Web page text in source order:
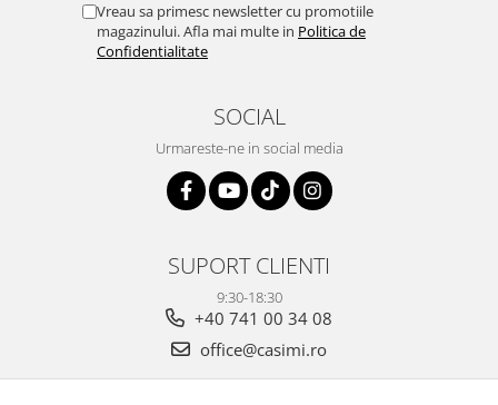
Vreau sa primesc newsletter cu promotiile
magazinului. Afla mai multe in Politica de
Confidentialitate
SOCIAL
Urmareste-ne in social media
SUPORT CLIENTI
9:30-18:30
+40 741 00 34 08
office@casimi.ro